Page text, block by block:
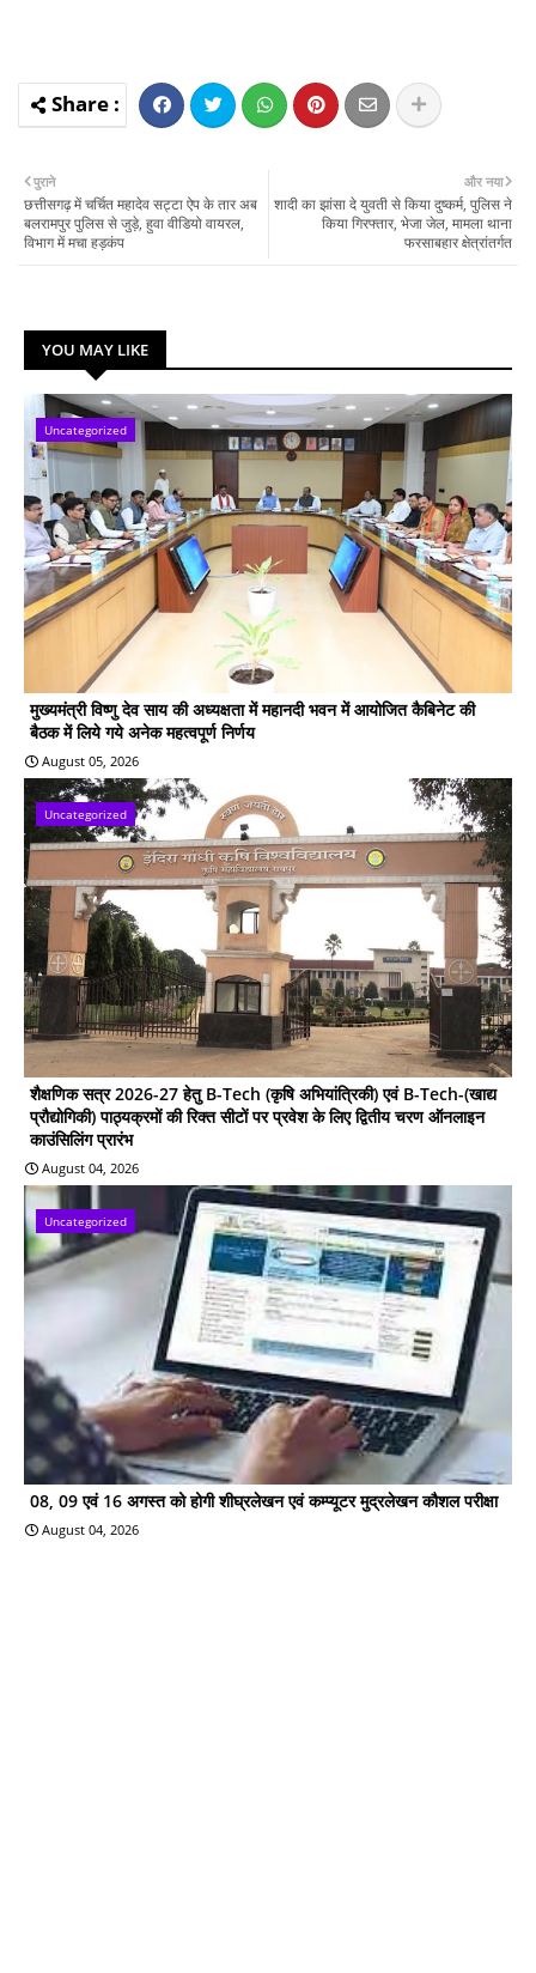
और नया
शादी का झांसा दे युवती से किया दुष्कर्म, पुलिस ने
किया गिरफ्तार, भेजा जेल, मामला थाना
फरसाबहार क्षेत्रांतर्गत
पुराने
छत्तीसगढ़ में चर्चित महादेव सट्टा ऐप के तार अब
बलरामपुर पुलिस से जुड़े, हुवा वीडियो वायरल,
विभाग में मचा हड़कंप
YOU MAY LIKE
Uncategorized
मुख्यमंत्री विष्णु देव साय की अध्यक्षता में महानदी भवन में आयोजित कैबिनेट की
बैठक में लिये गये अनेक महत्वपूर्ण निर्णय
August 05, 2026
Uncategorized
शैक्षणिक सत्र 2026-27 हेतु B-Tech (कृषि अभियांत्रिकी) एवं B-Tech-(खाद्य
प्रौद्योगिकी) पाठ्यक्रमों की रिक्त सीटों पर प्रवेश के लिए द्वितीय चरण ऑनलाइन
काउंसिलिंग प्रारंभ
August 04, 2026
Uncategorized
08, 09 एवं 16 अगस्त को होगी शीघ्रलेखन एवं कम्प्यूटर मुद्रलेखन कौशल परीक्षा
August 04, 2026